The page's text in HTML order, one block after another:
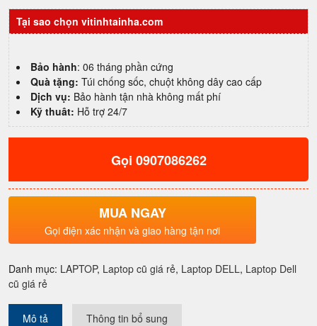
Latitude
5430
i7
1255u|
16GB
|
512GB
SSD
|
14"
rẻ
chất
4
lượng
Tại sao chọn vitinhtainha.com
Bảo hành: 06 tháng phần cứng
Quà tặng: Túi chống sốc, chuột không dây cao cấp
Dịch vụ: Bảo hành tận nhà không mất phí
Kỹ thuât: Hỗ trợ 24/7
Gọi 0907086262
MUA NGAY
Gọi điện xác nhận và giao hàng tận nơi
Danh mục: LAPTOP, Laptop cũ giá rẻ, Laptop DELL, Laptop Dell
cũ giá rẻ
Mô tả Thông tin bổ sung